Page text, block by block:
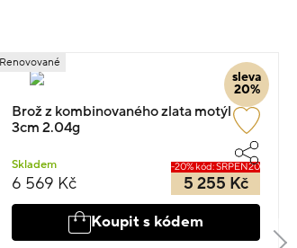
sleva
20%
Renovované
Brož z kombinovaného zlata motýl
3cm 2.04g
Skladem
6 569 Kč
-20% kód: SRPEN20
5 255 Kč
Koupit s kódem